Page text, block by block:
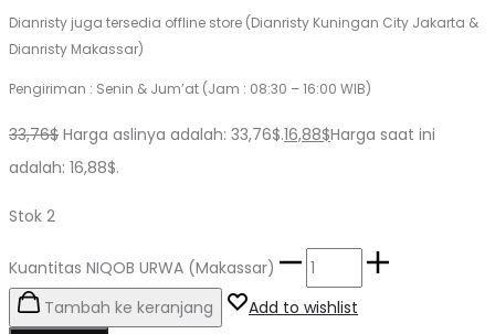
Dianristy juga tersedia offline store (Dianristy Kuningan City Jakarta &
Dianristy Makassar)
Pengiriman : Senin & Jum’at (Jam : 08:30 – 16:00 WIB)
33,76$ Harga aslinya adalah: 33,76$.16,88$Harga saat ini
adalah: 16,88$.
Stok 2
Kuantitas NIQOB URWA (Makassar)
Tambah ke keranjang
Add to wishlist